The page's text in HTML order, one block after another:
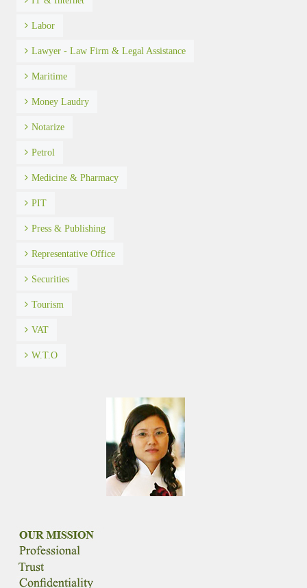
Labor
Lawyer - Law Firm & Legal Assistance
Maritime
Money Laudry
Notarize
Petrol
Medicine & Pharmacy
PIT
Press & Publishing
Representative Office
Securities
Tourism
VAT
W.T.O